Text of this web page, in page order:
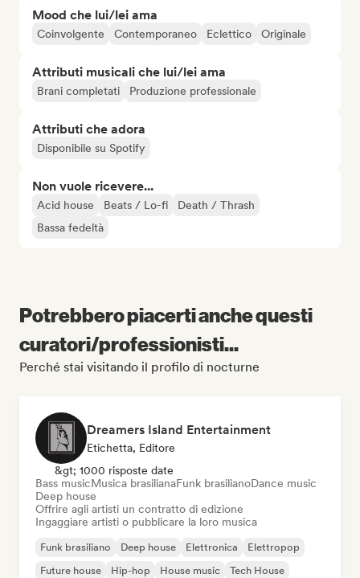
Mood che lui/lei ama
Coinvolgente Contemporaneo Eclettico Originale
Attributi musicali che lui/lei ama
Brani completati Produzione professionale
Attributi che adora
Disponibile su Spotify
Non vuole ricevere...
Acid house Beats / Lo-fi
Death / Thrash
Bassa fedeltà
Potrebbero piacerti anche questi
curatori/professionisti...
Perché stai visitando il profilo di nocturne
Dreamers Island Entertainment
Etichetta, Editore
&gt; 1000 risposte date
Bass musicMusica brasilianaFunk brasilianoDance music
Deep house
Offrire agli artisti un contratto di edizione
Ingaggiare artisti o pubblicare la loro musica
Funk brasiliano Deep house Elettronica
Elettropop
Future house
Hip-hop House music Tech House